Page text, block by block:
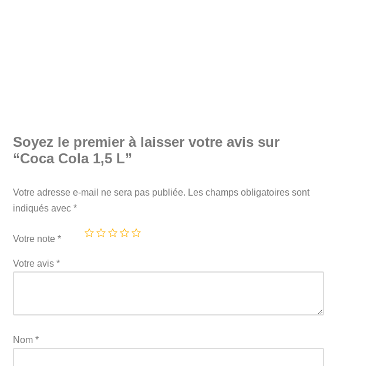
Soyez le premier à laisser votre avis sur
“Coca Cola 1,5 L”
Votre adresse e-mail ne sera pas publiée. Les champs obligatoires sont
indiqués avec *
Votre note *
Votre avis *
Nom *